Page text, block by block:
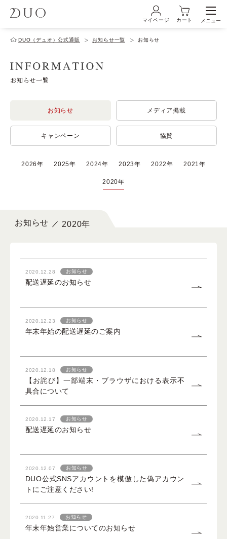
ログイン・新規会員登録
初めての方へ
商品ラインナップ
キャンペーン・特集
よくある質問
クレンジングバームの魅力
美容情報を発信・キレイをサポートするWebメディア
ベストコスメ受賞履歴
マイページ カート メニュー
DUO（デュオ）公式通販 お知らせ一覧 お知らせ
お知らせ一覧
お知らせ メディア掲載
キャンペーン 協賛
2026年 2025年 2024年 2023年 2022年 2021年
2020年
お知らせ 2020年
2020.12.28 お知らせ
配送遅延のお知らせ
2020.12.23 お知らせ
年末年始の配送遅延のご案内
2020.12.18 お知らせ
【お詫び】一部端末・ブラウザにおける表示不
具合について
2020.12.17 お知らせ
配送遅延のお知らせ
2020.12.07 お知らせ
DUO公式SNSアカウントを模倣した偽アカウン
トにご注意ください!
2020.11.27 お知らせ
年末年始営業についてのお知らせ